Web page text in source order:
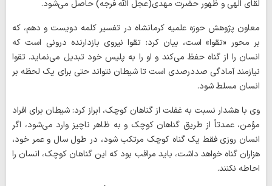
لقای الهی و ظهور حضرت مهدی(عجل الله فرجه) حاصل می‌شود.
معاون پژوهش حوزه علمیه کرمانشاه در تفسیر کلمه دویست و دهم، که
بر محور «تقوا» است، بیان کرد: تقوا نیروی بازدارنده درونی است که
انسان را از گناه حفظ می‌کند و او را به پلیس خود تبدیل می‌نماید. تقوا
نیازمند آمادگی صددرصدی است تا شیطان نتواند حتی برای یک لحظه بر
انسان مسلط شود.
وی با هشدار نسبت به غفلت از گناهان کوچک، ابراز کرد: شیطان برای افراد
مؤمن، عمدتاً از طریق گناهان کوچک و به ظاهر ناچیز وارد می‌شود، اگر
انسان روزی فقط یک گناه کوچک مرتکب شود، در طول سال و عمر خود،
هزاران گناه خواهد داشت، باید مراقب بود که این گناهان کوچک، انسان را
احاطه نکنند.